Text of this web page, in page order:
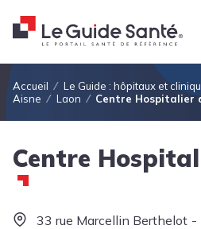
Fil d'Ariane
Accueil Le Guide : hôpitaux et
Aisne
Laon Centre Hospitalier
Centre
33 rue Marcellin Berthelot